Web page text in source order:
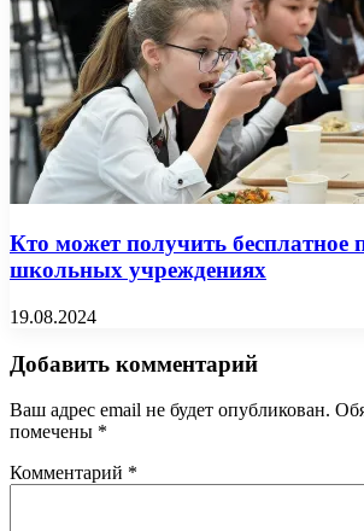
Кто может получить бесплатное
школьных учреждениях
19.08.2024
Добавить комментарий
Ваш адрес email не будет опубликован.
помечены *
Комментарий *